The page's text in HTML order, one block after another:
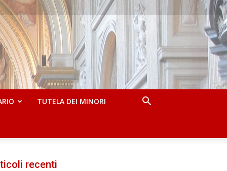
TUTELA DEI MINORI
recenti